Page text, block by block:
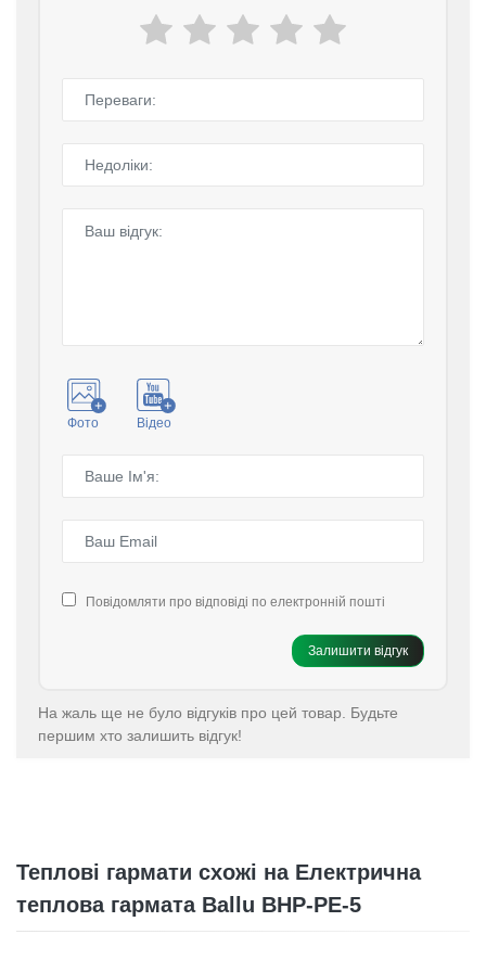
Фото Відео
Повідомляти про відповіді по електронній пошті
Залишити відгук
На жаль ще не було відгуків про цей товар. Будьте
першим хто залишить відгук!
Теплові гармати схожі на Електрична
теплова гармата Ballu BHP-PE-5